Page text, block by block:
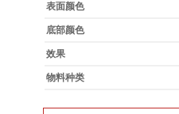
表面颜色
底部颜色
效果
物料种类